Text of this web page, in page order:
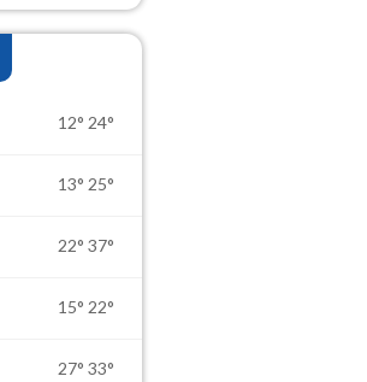
12° 24°
13° 25°
22° 37°
15° 22°
27° 33°